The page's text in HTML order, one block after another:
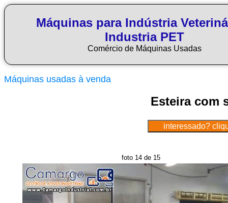
Máquinas para Indústria
Industria PET
Comércio de Máquinas Usadas
Máquinas usadas à venda
Esteira com
foto 14 de 15